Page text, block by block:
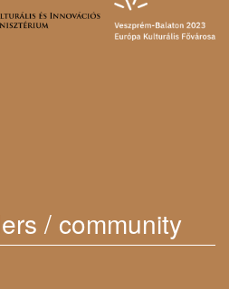
/ community